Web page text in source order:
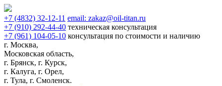
+7 (4832) 32-12-11 email: zakaz@oil-titan.ru
+7 (910) 292-44-40 техническая консультация
+7 (961) 104-05-10 консультация по стоимости и наличию
г. Москва,
Московская область,
г. Брянск, г. Курск,
г. Калуга, г. Орел,
г. Тула, г. Смоленск.